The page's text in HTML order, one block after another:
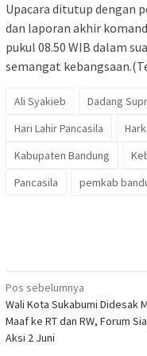
Upacara ditutup dengan
dan laporan akhir
pukul 08.50 WIB dalam
semangat
Ali Syakieb Dadang
Hari Lahir Pancasila
Kabupaten Bandung
Pancasila
pemkab
Navigasi
pos
Pos sebelumnya
Wali Kota Sukabumi Didesak
Maaf ke RT dan RW, Forum
Aksi 2 Juni